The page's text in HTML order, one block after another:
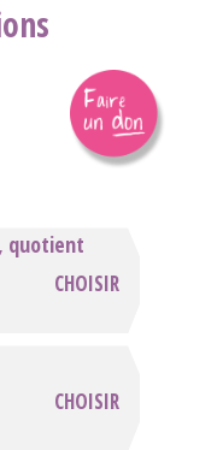
quotient
CHOISIR
CHOISIR